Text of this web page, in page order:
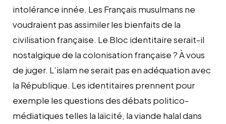
intolérance innée. Les Français musulmans ne
voudraient pas assimiler les bienfaits de la
civilisation française. Le Bloc identitaire serait-il
nostalgique de la colonisation française ? À vous
de juger. L’islam ne serait pas en adéquation avec
la République. Les identitaires prennent pour
exemple les questions des débats politico-
médiatiques telles la laïcité, la viande halal dans